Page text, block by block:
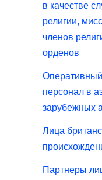
в качестве
религии,
членов
орденов
персонал в
зарубежных
Лица
Партнеры